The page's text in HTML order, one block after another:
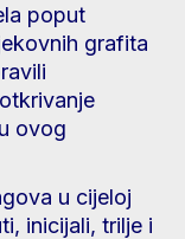
poput
grafita
ovog
u cijeloj
inicijali, trilje i